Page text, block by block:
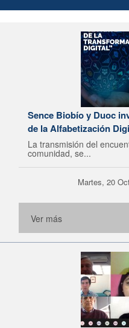
Sence Biobío y Duoc
de la Alfabetización
La transmisión del
comunidad, se...
Martes, 20
Ver más